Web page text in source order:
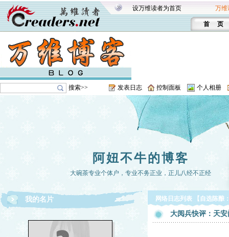
设万维读者为首页 万维
首 页
搜索>> 发表日志 控制面板 个人相册
阿妞不牛的博客
大碗茶专业个体户，专业不务正业，正儿八经不正经
我的名片 网络日志列表 【自选陈酿
大阅兵快评：天